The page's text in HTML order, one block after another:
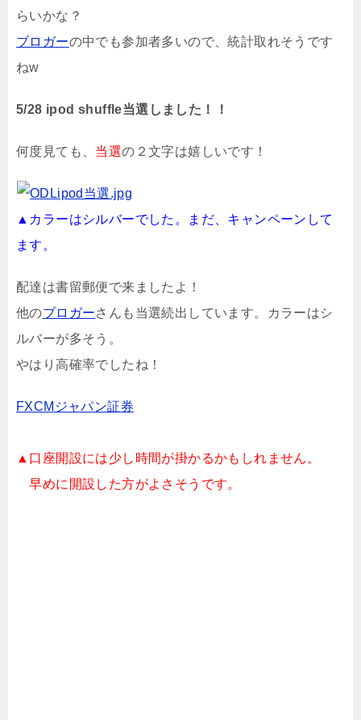
らいかな？
ブロガーの中でも参加者多いので、統計取れそうです
ねw
5/28 ipod shuffle当選しました！！
何度見ても、 当選の２文字は嬉しいです！
▲カラーはシルバーでした。まだ、キャンペーンして
ます。
配達は書留郵便で来ましたよ！
他のブロガーさんも当選続出しています。カラーはシ
ルバーが多そう。
やはり高確率でしたね！
FXCMジャパン証券
▲口座開設には少し時間が掛かるかもしれません。
早めに開設した方がよさそうです。